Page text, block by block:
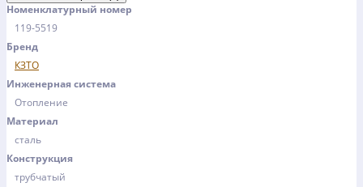
Номенклатурный номер
119-5519
Бренд
КЗТО
Инженерная система
Отопление
Материал
сталь
Конструкция
трубчатый